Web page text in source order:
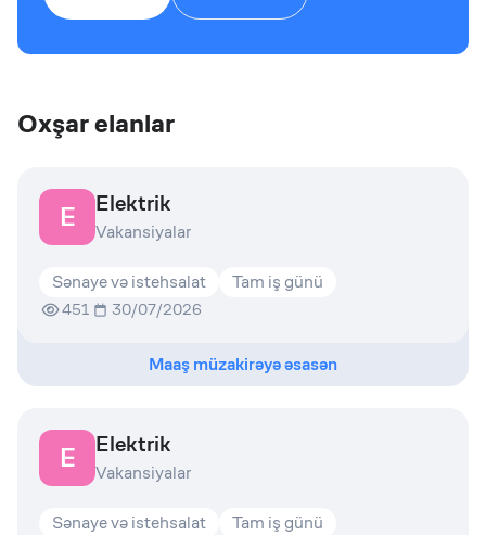
Oxşar elanlar
E Elektrik
Vakansiyalar
Sənaye və istehsalat Tam iş günü
451 30/07/2026
Maaş müzakirəyə əsasən
E Elektrik
Vakansiyalar
Sənaye və istehsalat Tam iş günü